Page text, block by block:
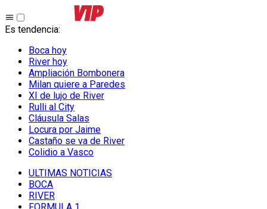
Es tendencia:
Boca hoy
River hoy
Ampliación Bombonera
Milan quiere a Paredes
XI de lujo de River
Rulli al City
Cláusula Salas
Locura por Jaime
Castaño se va de River
Colidio a Vasco
ULTIMAS NOTICIAS
BOCA
RIVER